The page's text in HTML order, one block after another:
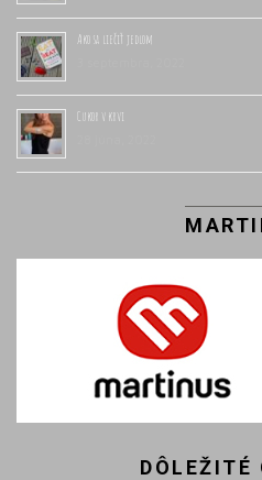
Ako sa liečiť jedlom
Cukor v krvi
DÔLEŽITÉ